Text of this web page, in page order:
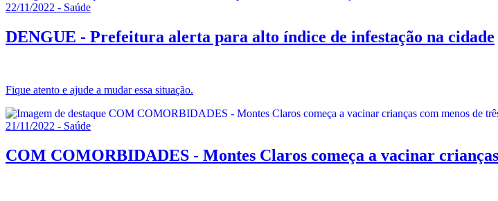
22/11/2022 - Saúde
DENGUE - Prefeitura alerta para alto índice de infestação na cidade
Fique atento e ajude a mudar essa situação.
21/11/2022 - Saúde
COM COMORBIDADES - Montes Claros começa a vacinar